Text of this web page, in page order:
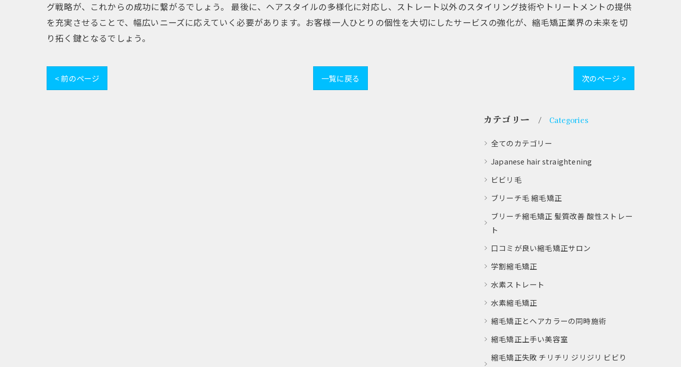
グ戦略が、これからの成功に繋がるでしょう。 最後に、ヘアスタイルの多様化に対応し、ストレート以外のスタイリング技術やトリートメントの提供
を充実させることで、幅広いニーズに応えていく必要があります。お客様一人ひとりの個性を大切にしたサービスの強化が、縮毛矯正業界の未来を切
り拓く鍵となるでしょう。
< 前のページ 一覧に戻る 次のページ >
カテゴリー Categories
全てのカテゴリー
Japanese hair straightening
ビビリ毛
ブリーチ毛 縮毛矯正
ブリーチ縮毛矯正 髪質改善 酸性ストレー
ト
口コミが良い縮毛矯正サロン
学割縮毛矯正
水素ストレート
水素縮毛矯正
縮毛矯正とヘアカラーの同時施術
縮毛矯正上手い美容室
縮毛矯正失敗 チリチリ ジリジリ ビビり